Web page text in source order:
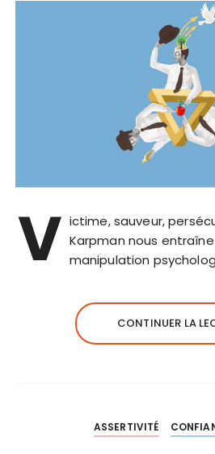
V ictime, sauveur,
Karpman nous
manipulation
CONTINUER LA
ASSERTIVITÉ